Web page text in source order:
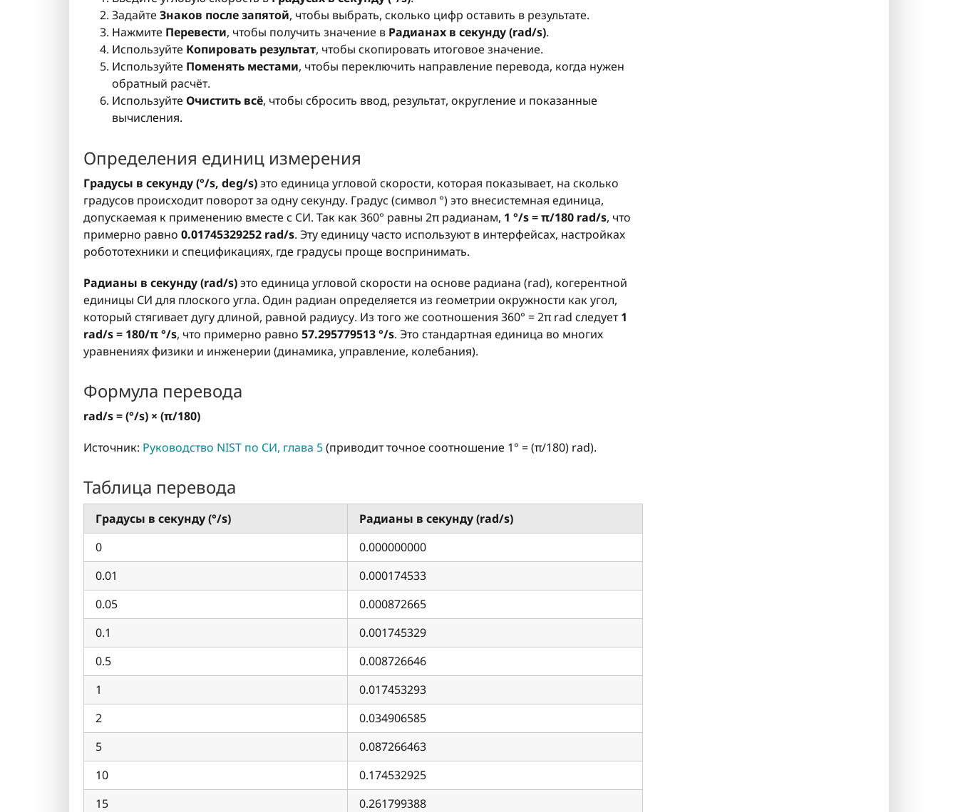
Задайте Знаков после запятой, чтобы выбрать, сколько цифр оставить в результате.
Нажмите Перевести, чтобы получить значение в Радианах в секунду (rad/s).
Используйте Копировать результат, чтобы скопировать итоговое значение.
Используйте Поменять местами, чтобы переключить направление перевода, когда нужен
обратный расчёт.
Используйте Очистить всё, чтобы сбросить ввод, результат, округление и показанные
вычисления.
Определения единиц измерения
Градусы в секунду (°/s, deg/s)это единица угловой скорости, которая показывает, на сколько
градусов происходит поворот за одну секунду. Градус (символ °) это внесистемная единица,
допускаемая к применению вместе с СИ. Так как 360° равны 2π радианам, 1 °/s = π/180 rad/s, что
примерно равно 0.01745329252 rad/s. Эту единицу часто используют в интерфейсах, настройках
робототехники и спецификациях, где градусы проще воспринимать.
Радианы в секунду (rad/s)это единица угловой скорости на основе радиана (rad), когерентной
единицы СИ для плоского угла. Один радиан определяется из геометрии окружности как угол,
который стягивает дугу длиной, равной радиусу. Из того же соотношения 360° = 2π rad следует1
rad/s = 180/π °/s, что примерно равно 57.295779513 °/s. Это стандартная единица во многих
уравнениях физики и инженерии (динамика, управление, колебания).
Формула перевода
rad/s = (°/s) × (π/180)
Источник: Руководство NIST по СИ, глава 5(приводит точное соотношение 1° = (π/180) rad).
Таблица перевода
Градусы в секунду (°/s)
Радианы в секунду (rad/s)
0
0.000000000
0.01
0.000174533
0.05
0.000872665
0.1
0.001745329
0.5
0.008726646
1
0.017453293
2
0.034906585
5
0.087266463
10
0.174532925
15
0.261799388